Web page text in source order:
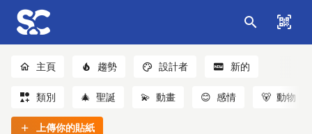
主頁 趨勢 設計者 新的
類別 🎄 聖誕 💫 動畫 😊 感情 🐻 動物
上傳你的貼紙